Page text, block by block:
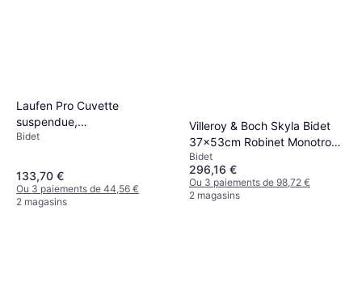
Laufen Pro Cuvette
suspendue,
H8209500000001, blanc
Bidet
133,70 €
Ou 3 paiements de 44,56 €
2 magasins
Villeroy & Boch Skyla Bidet
37x53cm Robinet Monotrou
Blanc Alpin
Bidet
296,16 €
Ou 3 paiements de 98,72 €
2 magasins